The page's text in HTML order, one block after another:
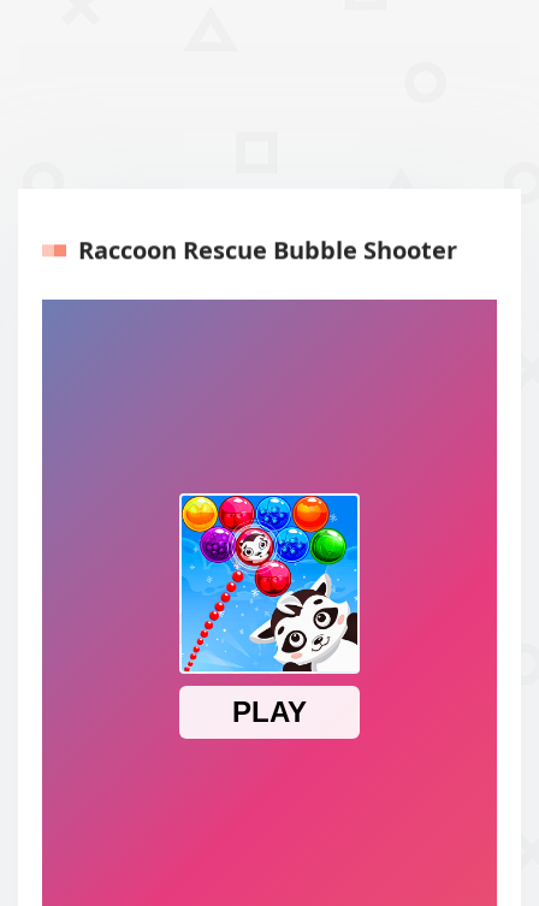
Raccoon Rescue Bubble Shooter